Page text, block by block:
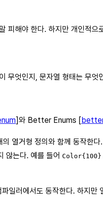
피해야 한다. 하지만 개인적
무엇인지, 문자열 형태는 무
]와 Better Enums [
열거형 정의와 함께 동작한
않는다. 예를 들어 Color{100}
러에서도 동작한다. 하지만